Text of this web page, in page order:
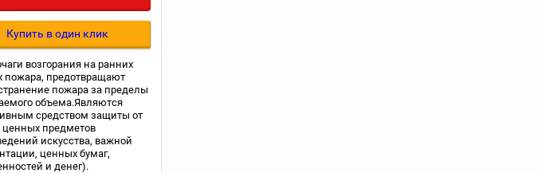
Купить в один клик
возгорания на ранних
пожара, предотвращают
пожара за пределы
объема.Являются
средством защиты от
ценных предметов
искусства, важной
ценных бумаг,
и денег).